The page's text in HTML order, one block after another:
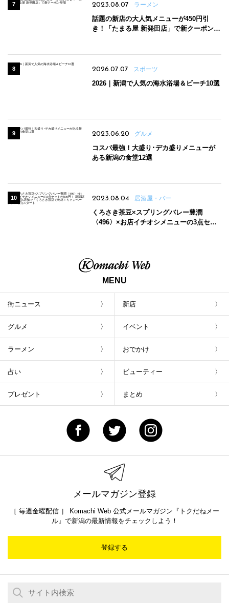
2023.08.07 ラーメン
話題の新店の大人気メニューが450円引
き！「たまる屋 新発田店」で新クーポン登
2026.07.07 スポーツ
2026｜新潟で人気の海水浴場＆ビーチ10選
2023.06.20 グルメ
コスパ最強！大盛り･デカ盛りメニューが
ある新潟の食堂12選
2023.08.04 居酒屋・バー
くろさき茶豆×スプリングバレー豊潤
〈496〉×お店イチオシメニューの3点セッ
MENU
街ニュース 新店
グルメ イベント
ラーメン おでかけ
占い ビューティー
プレゼント まとめ
メールマガジン登録
［ 毎週金曜配信 ］ Komachi Web 公式メールマガジン『トクだねメー
ル』で新潟の最新情報をチェックしよう！
登録する